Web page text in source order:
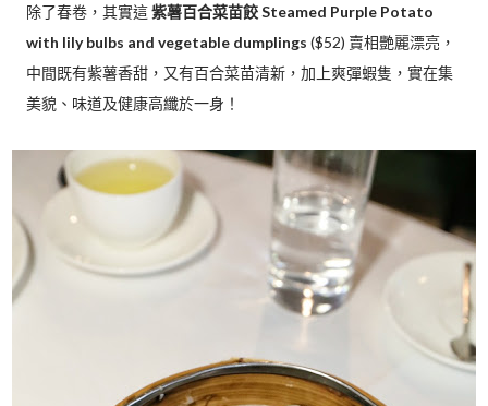
除了春卷，其實這紫薯百合菜苗餃 Steamed Purple Potato
with lily bulbs and vegetable dumplings ($52) 賣相艷麗漂亮，
中間既有紫薯香甜，又有百合菜苗清新，加上爽彈蝦隻，實在集
美貌、味道及健康高纖於一身！